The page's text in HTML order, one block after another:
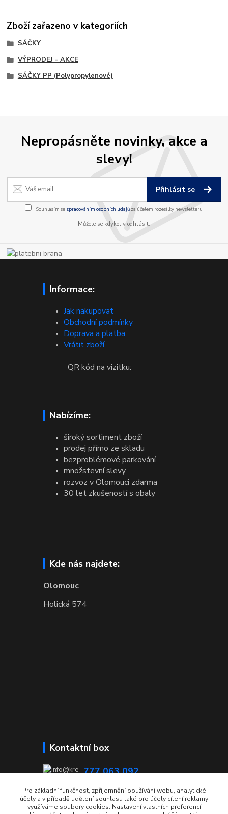
Zboží zařazeno v kategoriích
SÁČKY
VÝPRODEJ - AKCE
SÁČKY PP (Polypropylenové)
Nepropásněte novinky, akce a
slevy!
Přihlásit se
Souhlasím se zpracováním osobních údajůza účelem rozesílky newsletteru.
Můžete se kdykoliv odhlásit.
Informace:
Jak nakupovat
Obchodní podmínky
Doprava a platba
Vrátit zboží
QR kód na vizitku:
Nabízíme:
široký sortiment zboží
prodej přímo ze skladu
bezproblémové parkování
množstevní slevy
rozvoz v Olomouci zdarma
30 let zkušeností s obaly
Kde nás najdete:
Olomouc
Holická 574
Kontaktní box
777 063 092
info@krecmer.cz
Pro základní funkčnost, zpříjemnění používání webu, analytické
účely a v případě udělení souhlasu také pro účely cílení reklamy
využíváme soubory cookies. Nastavení vlastních preferencí